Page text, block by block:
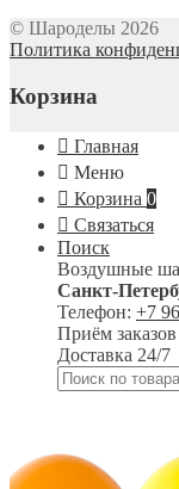
© Шароделы 2026
Политика
Корзина
Главная
Меню
Корзина 0
Связаться
Поиск
Воздушные
Санкт-
Телефон: +7
Приём заказов
Доставка 24/7
Искать: